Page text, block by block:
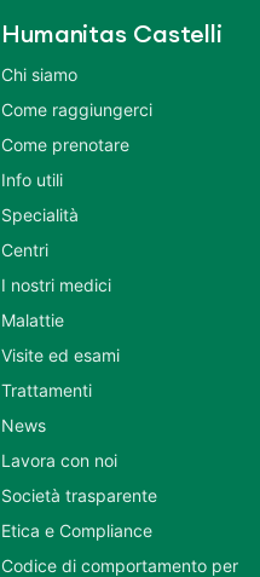
Humanitas Castelli
Chi siamo
Come raggiungerci
Come prenotare
Info utili
Specialità
Centri
I nostri medici
Malattie
Visite ed esami
Trattamenti
News
Lavora con noi
Società trasparente
Etica e Compliance
Codice di comportamento per